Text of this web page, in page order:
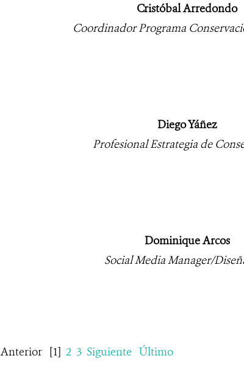
Cristóbal Arredondo
Coordinador Programa
Diego Yáñez
Profesional Estrategia de
Dominique Arcos
Social Media Manager/
Anterior [1] 2 3 Siguiente Último